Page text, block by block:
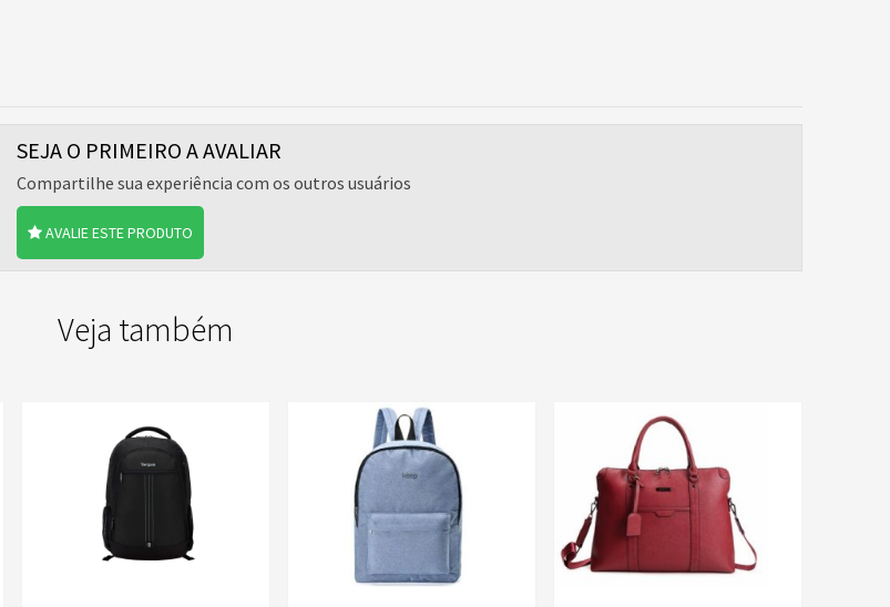
SEJA O PRIMEIRO A AVALIAR
Compartilhe sua experiência com os outros usuários
AVALIE ESTE PRODUTO
Veja também